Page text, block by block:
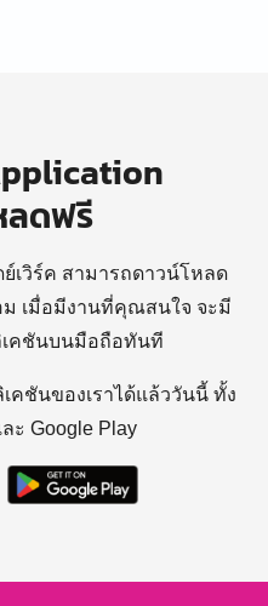
ลดฟรี
เวิร์ค สามารถดาวน์โหลด
เมื่อมีงานที่คุณสนใจ จะมี
เคชันบนมือถือทันที
คชันของเราได้แล้ววันนี้ ทั้ง
ะ Google Play